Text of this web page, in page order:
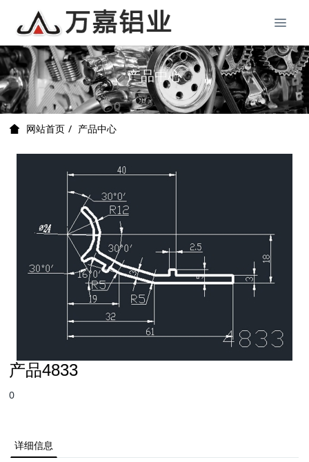
产品中心
网站首页 产品中心
产品4833
0
详细信息